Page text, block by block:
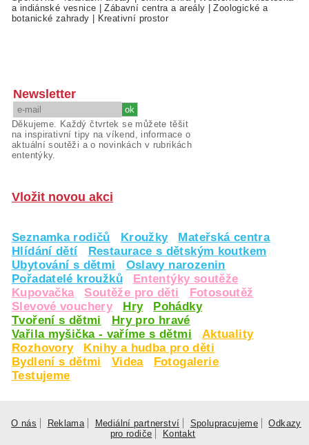
a indiánské vesnice |Zábavní centra a areály |Zoologické a
botanické zahrady
Kreativní prostor
Newsletter
Děkujeme. Každý čtvrtek se můžete těšit
na inspirativní tipy na víkend, informace o
aktuální soutěži a o novinkách v rubrikách
ententýky.
Vložit novou akci
Seznamka rodičů Kroužky
Mateřská centra
Hlídání dětí
Restaurace s dětským koutkem
Ubytování s dětmi
Oslavy narozenin
Pořadatelé kroužků
Ententýky soutěže
Kupovačka
Soutěže pro děti
Fotosoutěž
Slevové vouchery
Hry
Pohádky
Tvoření s dětmi
Hry pro hravé
Vařila myšička - vaříme s dětmi
Aktuality
Rozhovory
Knihy a hudba pro děti
Bydlení s dětmi
Videa
Fotogalerie
Testujeme
O nás Reklama Mediální partnerství Spolupracujeme
Odkazy
pro rodiče
Kontakt